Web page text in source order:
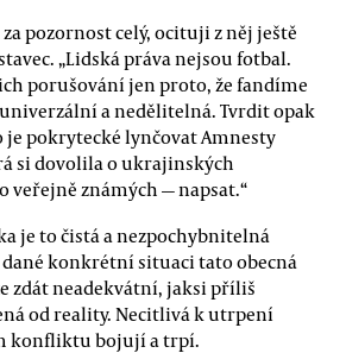
pozornost celý, ocituji z něj ještě
„Lidská práva nejsou fotbal.
porušování jen proto, že fandíme
a nedělitelná. Tvrdit opak
je pokrytecké lynčovat Amnesty
si dovolila o ukrajinských
veřejně známých —⁠ napsat.“
je to čistá a nezpochybnitelná
dané konkrétní situaci tato obecná
zdát neadekvátní, jaksi příliš
od reality. Necitlivá k utrpení
konfliktu bojují a trpí.